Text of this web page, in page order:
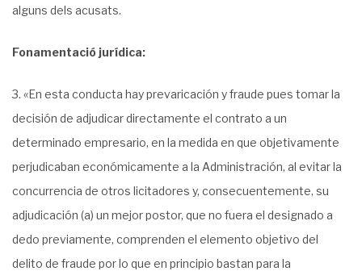
alguns dels acusats.
Fonamentació jurídica:
3. «En esta conducta hay prevaricación y fraude pues tomar la
decisión de adjudicar directamente el contrato a un
determinado empresario, en la medida en que objetivamente
perjudicaban económicamente a la Administración, al evitar la
concurrencia de otros licitadores y, consecuentemente, su
adjudicación (a) un mejor postor, que no fuera el designado a
dedo previamente, comprenden el elemento objetivo del
delito de fraude por lo que en principio bastan para la